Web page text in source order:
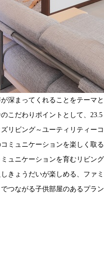
深まってくれることをテーマと
こだわりポイントとして、23.5
リビング～ユーティリティーコ
ミュニケーションを楽しく取る
ュニケーションを育むリビング
きょうだいが楽しめる、ファミ
つながる子供部屋のあるプラン